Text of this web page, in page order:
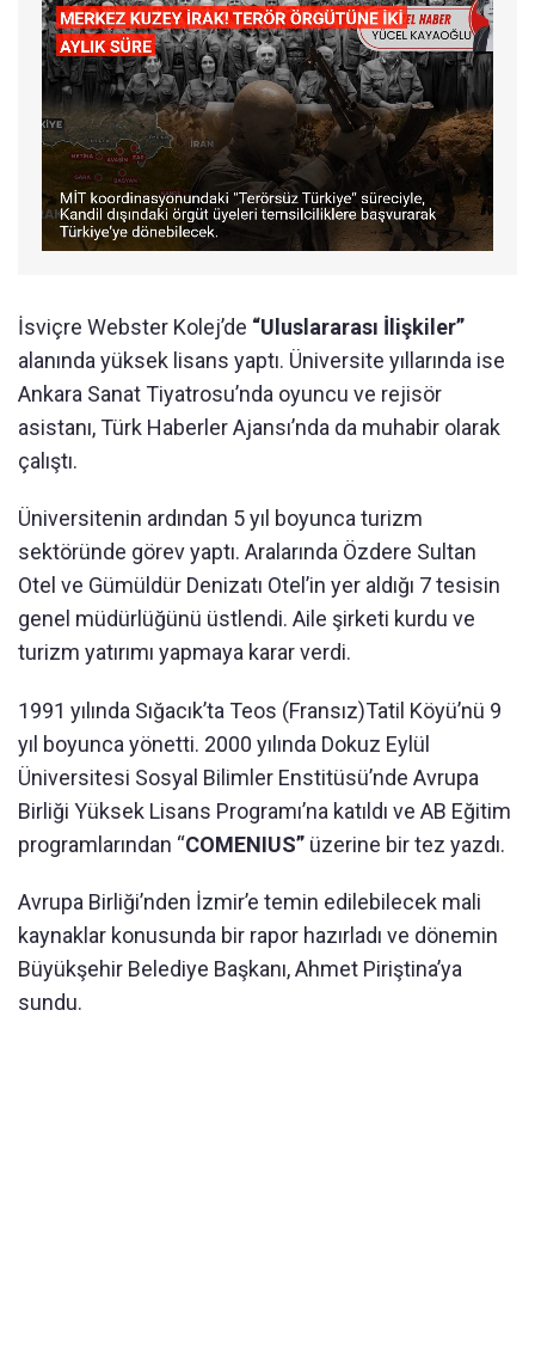
İsviçre Webster Kolej’de “Uluslararası İlişkiler”
alanında yüksek lisans yaptı. Üniversite yıllarında ise
Ankara Sanat Tiyatrosu’nda oyuncu ve rejisör
asistanı, Türk Haberler Ajansı’nda da muhabir olarak
çalıştı.
Üniversitenin ardından 5 yıl boyunca turizm
sektöründe görev yaptı. Aralarında Özdere Sultan
Otel ve Gümüldür Denizatı Otel’in yer aldığı 7 tesisin
genel müdürlüğünü üstlendi. Aile şirketi kurdu ve
turizm yatırımı yapmaya karar verdi.
1991 yılında Sığacık’ta Teos (Fransız)Tatil Köyü’nü 9
yıl boyunca yönetti. 2000 yılında Dokuz Eylül
Üniversitesi Sosyal Bilimler Enstitüsü’nde Avrupa
Birliği Yüksek Lisans Programı’na katıldı ve AB Eğitim
programlarından “COMENIUS” üzerine bir tez yazdı.
Avrupa Birliği’nden İzmir’e temin edilebilecek mali
kaynaklar konusunda bir rapor hazırladı ve dönemin
Büyükşehir Belediye Başkanı, Ahmet Piriştina’ya
sundu.